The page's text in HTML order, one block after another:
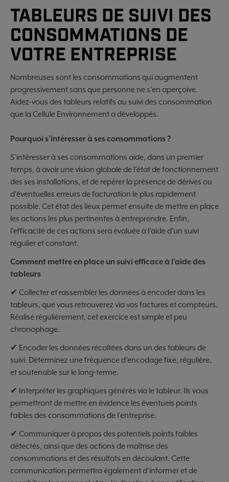
TABLEURS DE SUIVI DES
CONSOMMATIONS DE
VOTRE ENTREPRISE
Nombreuses sont les consommations qui augmentent
progressivement sans que personne ne s’en aperçoive.
Aidez-vous des tableurs relatifs au suivi des consommation
que la Cellule Environnement a développés.
Pourquoi s’intéresser à ses consommations ?
S’intéresser à ses consommations aide, dans un premier
temps, à avoir une vision globale de l’état de fonctionnement
des ses installations, et de repérer la présence de dérives ou
d’éventuelles erreurs de facturation le plus rapidement
possible. Cet état des lieux permet ensuite de mettre en place
les actions les plus pertinentes à entreprendre. Enfin,
l’efficacité de ces actions sera évaluée à l’aide d’un suivi
régulier et constant.
Comment mettre en place un suivi efficace à l’aide des
tableurs
✔ Collecter et rassembler les données à encoder dans les
tableurs, que vous retrouverez via vos factures et compteurs.
Réalisé régulièrement, cet exercice est simple et peu
chronophage.
✔ Encoder les données récoltées dans un des tableurs de
suivi. Déterminez une fréquence d’encodage fixe, régulière,
et soutenable sur le long-terme.
✔ Interpréter les graphiques générés via le tableur. Ils vous
permettront de mettre en évidence les éventuels points
faibles des consommations de l’entreprise.
✔ Communiquer à propos des potentiels points faibles
détectés, ainsi que des actions de maîtrise des
consommations et des résultats en découlant. Cette
communication permettra également d’informer et de